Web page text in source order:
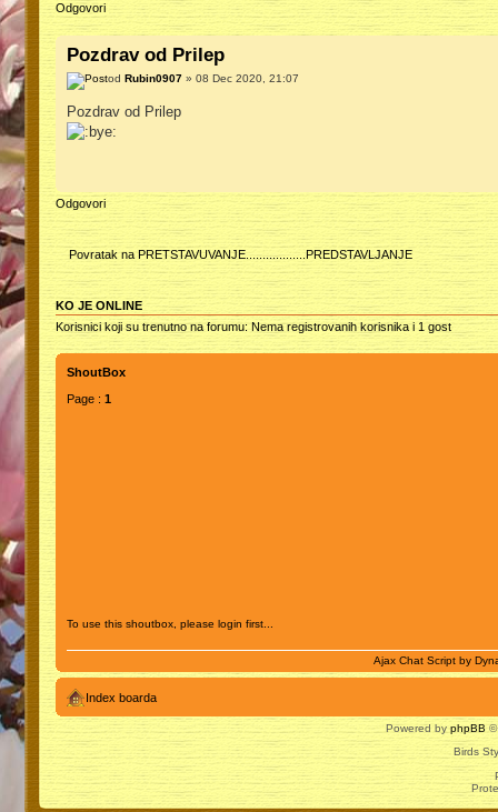
Odgovori
Pozdrav od Prilep
od Rubin0907» 08 Dec 2020, 21:07
Pozdrav od Prilep
Odgovori
Povratak na PRETSTAVUVANJE..................PREDSTAVLJANJE
KO JE ONLINE
Korisnici koji su trenutno na forumu: Nema registrovanih korisnika i 1 gost
ShoutBox
Page : 1
To use this shoutbox, please login first...
Ajax Chat Script by
Index boarda
Powered by phpBB ©
Birds